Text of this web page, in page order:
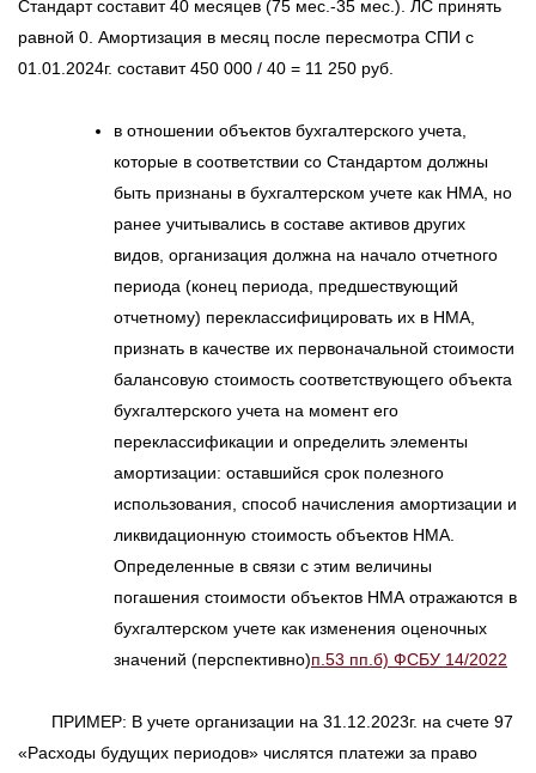
Стандарт составит 40 месяцев (75 мес.-35 мес.). ЛС принять
равной 0. Амортизация в месяц после пересмотра СПИ с
01.01.2024г. составит 450 000 / 40 = 11 250 руб.
в отношении объектов бухгалтерского учета,
которые в соответствии со Стандартом должны
быть признаны в бухгалтерском учете как НМА, но
ранее учитывались в составе активов других
видов, организация должна на начало отчетного
периода (конец периода, предшествующий
отчетному) переклассифицировать их в НМА,
признать в качестве их первоначальной стоимости
балансовую стоимость соответствующего объекта
бухгалтерского учета на момент его
переклассификации и определить элементы
амортизации: оставшийся срок полезного
использования, способ начисления амортизации и
ликвидационную стоимость объектов НМА.
Определенные в связи с этим величины
погашения стоимости объектов НМА отражаются в
бухгалтерском учете как изменения оценочных
значений (перспективно)п.53 пп.б) ФСБУ 14/2022
ПРИМЕР: В учете организации на 31.12.2023г. на счете 97
«Расходы будущих периодов» числятся платежи за право